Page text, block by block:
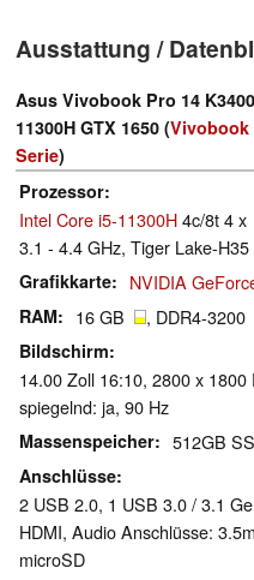
Ausstattung /
Asus Vivobook Pro 14
11300H GTX 1650 (Vivobook
Serie)
Prozessor
Intel Core i5-11300H4c/8t 4 x
3.1 - 4.4 GHz, Tiger Lake-H35
Grafikkarte NVIDIA
RAM 16 GB , DDR4-3200
Bildschirm
14.00 Zoll 16:10, 2800 x
spiegelnd: ja, 90 Hz
Massenspeicher 512GB
Anschlüsse
2 USB 2.0, 1 USB 3.0 / 3.1
HDMI, Audio Anschlüsse:
microSD